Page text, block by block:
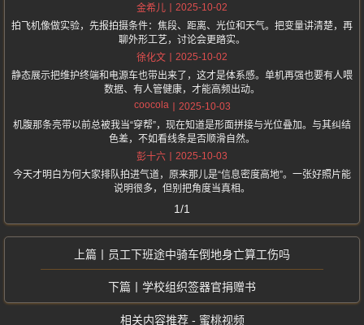
金希儿
2025-10-02
拍飞机像做实验，先报拍摄条件：焦段、距离、光位和天气。把变量讲清楚，再
聊外形工艺，讨论会更踏实。
徐化文
2025-10-02
静态展示把维护终端和电源车也带出来了，这才是体系感。单机再强也要有人喂
数据、有人管健康，才能高频出动。
coocola
2025-10-03
机腹那条亮带以前总被我当“穿帮”，现在知道是形面拼接与光位叠加。与其纠结
色差，不如看线条是否顺滑自然。
彭十六
2025-10-03
今天才明白为何大家排队拍进气道，原来那儿是“信息密度高地”。一张好照片能
说明很多，但别把角度当真相。
1/1
员工下班途中骑车倒地身亡算工伤吗
学校组织签器官捐赠书
相关内容推荐 - 蜜桃视频